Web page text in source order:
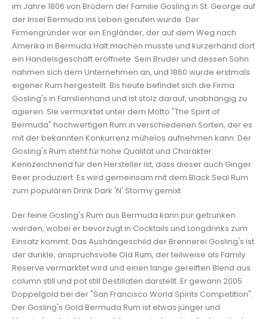
im Jahre 1806 von Brüdern der Familie Gosling in St. George auf
der Insel Bermuda ins Leben gerufen wurde. Der
Firmengründer war ein Engländer, der auf dem Weg nach
Amerika in Bermuda Halt machen musste und kurzerhand dort
ein Handelsgeschäft eröffnete. Sein Bruder und dessen Sohn
nahmen sich dem Unternehmen an, und 1860 wurde erstmals
eigener Rum hergestellt. Bis heute befindet sich die Firma
Gosling's in Familienhand und ist stolz darauf, unabhängig zu
agieren. Sie vermarktet unter dem Motto "The Spirit of
Bermuda" hochwertigen Rum in verschiedenen Sorten, der es
mit der bekannten Konkurrenz mühelos aufnehmen kann. Der
Gosling's Rum steht für hohe Qualität und Charakter.
Kennzeichnend für den Hersteller ist, dass dieser auch Ginger
Beer produziert. Es wird gemeinsam mit dem Black Seal Rum
zum populären Drink Dark 'N' Stormy gemixt.
Der feine Gosling's Rum aus Bermuda kann pur getrunken
werden, wobei er bevorzugt in Cocktails und Longdrinks zum
Einsatz kommt. Das Aushängeschild der Brennerei Gosling's ist
der dunkle, anspruchsvolle Old Rum, der teilweise als Family
Reserve vermarktet wird und einen lange gereiften Blend aus
column still und pot still Destillaten darstellt. Er gewann 2005
Doppelgold bei der "San Francisco World Spirits Competition".
Der Gosling's Gold Bermuda Rum ist etwas jünger und